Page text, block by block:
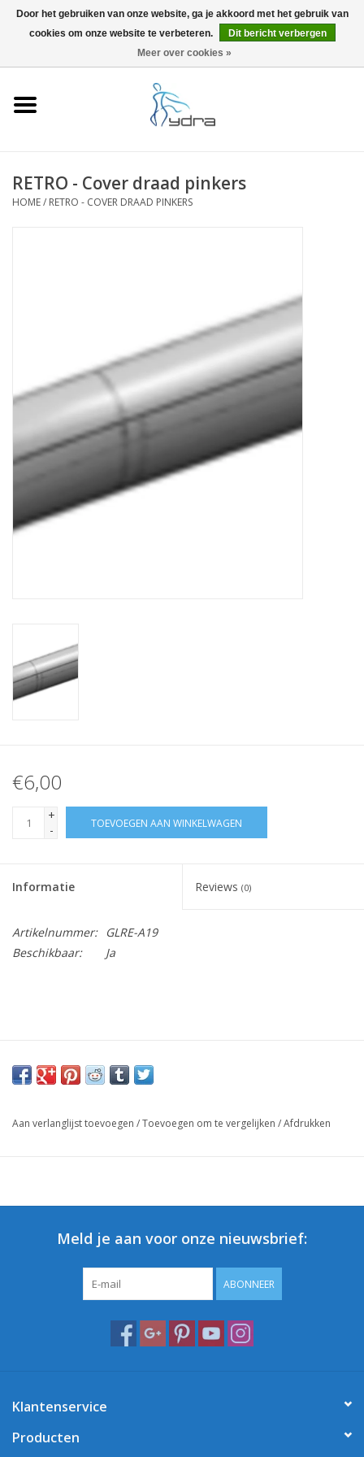
0 Artikelen - €0,00
RETRO - Cover draad pinkers
HOME/ RETRO - COVER DRAAD PINKERS
€6,00
+
-
TOEVOEGEN AAN WINKELWAGEN
Informatie Reviews (0)
Artikelnummer:
GLRE-A19
Beschikbaar:
Ja
Aan verlanglijst toevoegen /Toevoegen om te vergelijken /Afdrukken
Meld je aan voor onze nieuwsbrief:
ABONNEER
Klantenservice
Producten
Door het gebruiken van onze website, ga je akkoord met het gebruik van
cookies om onze website te verbeteren.
Dit bericht verbergen
Meer over cookies »